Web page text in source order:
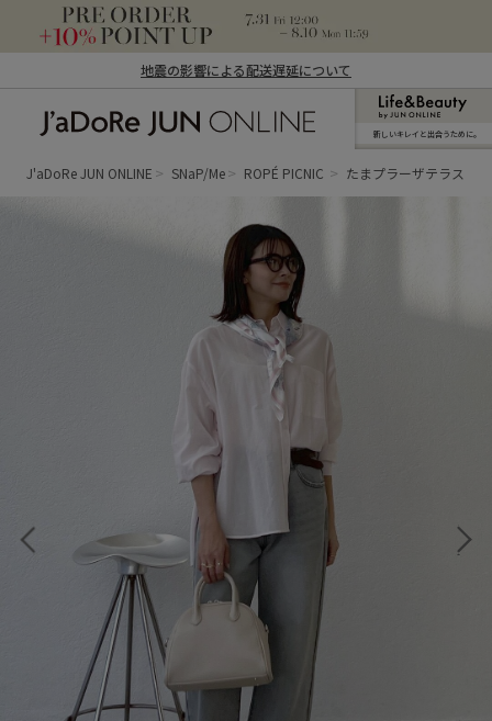
地震の影響による配送遅延について
ン オンライン）
新しいキレイと出合うために。
J'aDoRe JUN ONLINE SNaP/Me ROPÉ PICNIC たまプラーザテラス